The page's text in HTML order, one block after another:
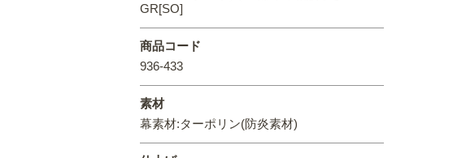
GR[SO]
商品コード
936-433
素材
幕素材:ターポリン(防炎素材)